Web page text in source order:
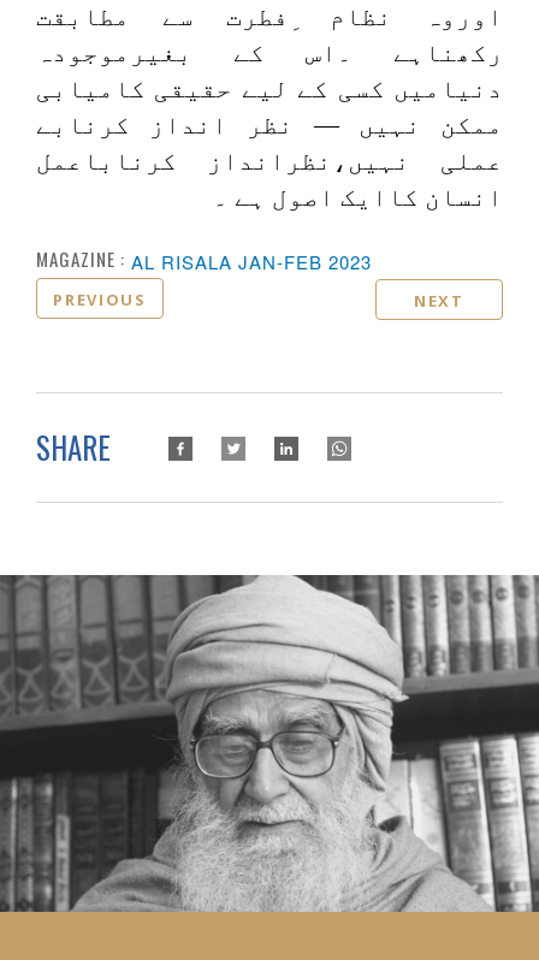
اوروہ نظام ِفطرت سے مطابقت
رکھناہے ۔اس کے بغیرموجودہ
دنیامیں کسی کے لیے حقیقی کامیابی
ممکن نہیں — نظر انداز کرنابے
عملی نہیں،نظرانداز کرناباعمل
انسان کاایک اصول ہے ۔
MAGAZINE : AL RISALA JAN-FEB 2023
PREVIOUS NEXT
SHARE